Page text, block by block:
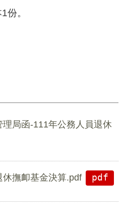
份。
局函-111年公務人員退休
撫卹基金決算.pdf
pdf